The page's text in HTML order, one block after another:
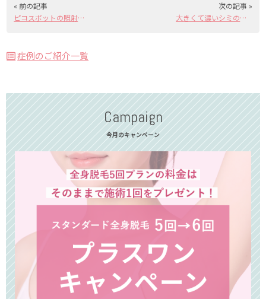
« 前の記事
ピコスポットの照射でそばかす卒業👋
次の記事 »
大きくて濃いシミのピコスポットの照射！
症例のご紹介一覧
Campaign
今月のキャンペーン